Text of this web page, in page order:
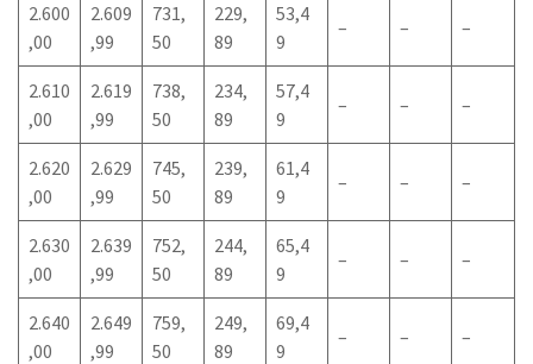
2.600
,00
2.609
,99
731,
50
229,
89
53,4
9
– – –
2.610
,00
2.619
,99
738,
50
234,
89
57,4
9
– – –
2.620
,00
2.629
,99
745,
50
239,
89
61,4
9
– – –
2.630
,00
2.639
,99
752,
50
244,
89
65,4
9
– – –
2.640
,00
2.649
,99
759,
50
249,
89
69,4
9
– – –